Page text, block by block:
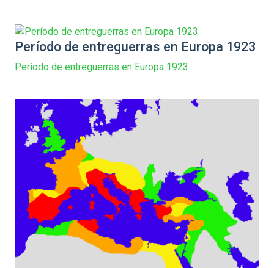
Período de entreguerras en Europa 1923
Período de entreguerras en Europa 1923